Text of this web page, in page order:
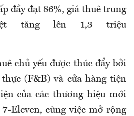
đầy đạt 86%, giá thuê trung
tăng lên 1,3 triệu
chủ yếu được thúc đẩy bởi
(F&B) và cửa hàng tiện
của các thương hiệu mới
Eleven, cùng việc mở rộng